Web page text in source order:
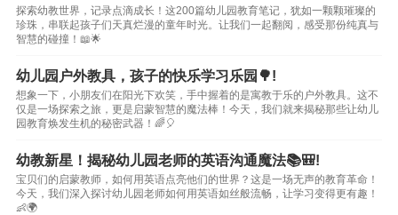
探索幼教世界，记录点滴成长！这200篇幼儿园教育笔记，犹如一颗颗璀璨的
珍珠，串联起孩子们天真烂漫的童年时光。让我们一起翻阅，感受那份纯真与
智慧的碰撞！📖🌟
幼儿园户外教具，孩子的快乐学习乐园🌳!
想象一下，小朋友们在阳光下欢笑，手中握着的是寓教于乐的户外教具。这不
仅是一场探索之旅，更是启蒙智慧的魔法棒！今天，我们就来揭秘那些让幼儿
园教育焕发生机的秘密武器！🌈🎈
幼教新星！揭秘幼儿园老师的英语沟通魔法📚🎒!
宝贝们的启蒙教师，如何用英语点亮他们的世界？这是一场无声的教育革命！
今天，我们深入探讨幼儿园老师如何用英语如丝般流畅，让学习变得更有趣！
👶🌍